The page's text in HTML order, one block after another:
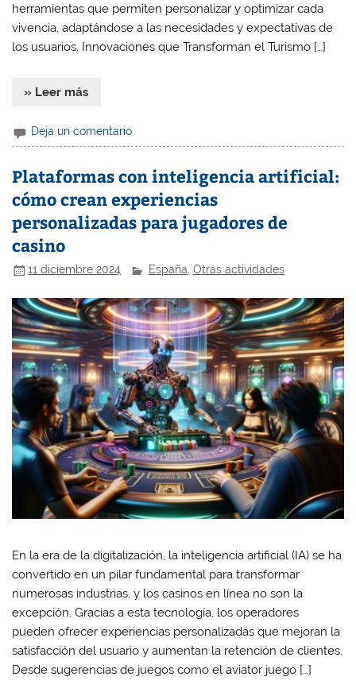
herramientas que permiten personalizar y optimizar cada
vivencia, adaptándose a las necesidades y expectativas de
los usuarios. Innovaciones que Transforman el Turismo […]
» Leer más
Deja un comentario
Plataformas con inteligencia artificial:
cómo crean experiencias
personalizadas para jugadores de
casino
11 diciembre 2024 España ,Otras actividades
En la era de la digitalización, la inteligencia artificial (IA) se ha
convertido en un pilar fundamental para transformar
numerosas industrias, y los casinos en línea no son la
excepción. Gracias a esta tecnología, los operadores
pueden ofrecer experiencias personalizadas que mejoran la
satisfacción del usuario y aumentan la retención de clientes.
Desde sugerencias de juegos como el aviator juego […]